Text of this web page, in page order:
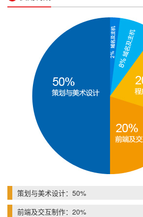
策划与美术设计：50%
前端及交互制作：20%